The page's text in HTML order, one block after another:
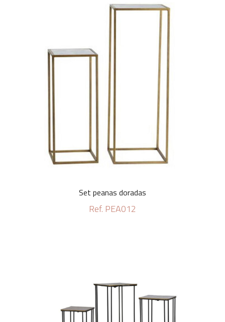
Set peanas doradas
Ref. PEA012